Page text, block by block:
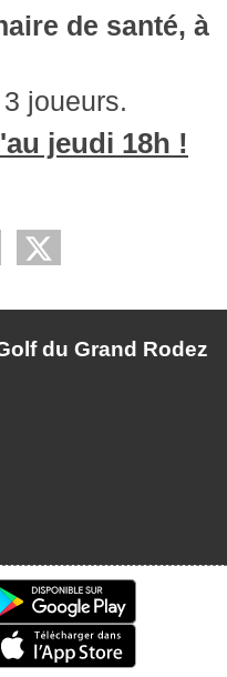
de santé, à
joueurs.
jeudi 18h !
du Grand Rodez